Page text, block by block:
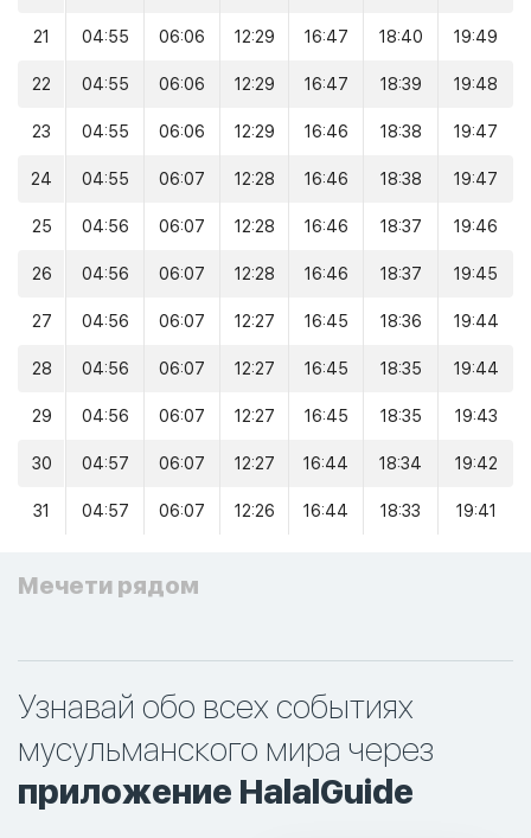
21 04:55 06:06 12:29 16:47 18:40 19:49
22 04:55 06:06 12:29 16:47 18:39 19:48
23 04:55 06:06 12:29 16:46 18:38 19:47
24 04:55 06:07 12:28 16:46 18:38 19:47
25 04:56 06:07 12:28 16:46 18:37 19:46
26 04:56 06:07 12:28 16:46 18:37 19:45
27 04:56 06:07 12:27 16:45 18:36 19:44
28 04:56 06:07 12:27 16:45 18:35 19:44
29 04:56 06:07 12:27 16:45 18:35 19:43
30 04:57 06:07 12:27 16:44 18:34 19:42
31 04:57 06:07 12:26 16:44 18:33 19:41
Мечети рядом
Узнавай обо всех событиях
мусульманского мира через
приложение HalalGuide